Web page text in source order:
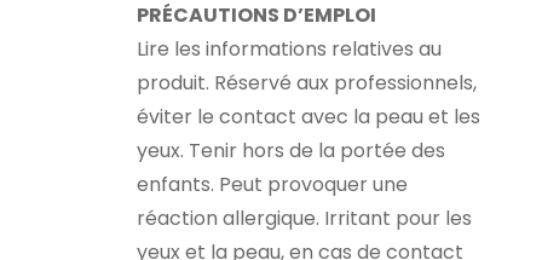
PRÉCAUTIONS D’EMPLOI
Lire les informations relatives au
produit. Réservé aux professionnels,
éviter le contact avec la peau et les
yeux. Tenir hors de la portée des
enfants. Peut provoquer une
réaction allergique. Irritant pour les
yeux et la peau, en cas de contact